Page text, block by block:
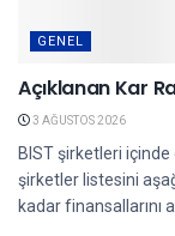
GENEL
Açıklanan Kar
3 AĞUSTOS 2026
BIST şirketleri
şirketler listesini
kadar finansallarını